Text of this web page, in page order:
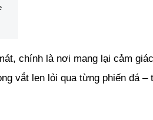
chính là nơi mang lại cảm
vắt len lỏi qua từng phiến đá